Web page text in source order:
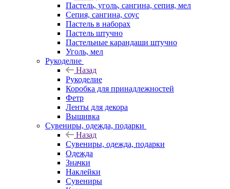
Пастель, уголь, сангина, сепия, мел
Сепия, сангина, соус
Пастель в наборах
Пастель штучно
Пастельные карандаши штучно
Уголь, мел
Рукоделие
Назад
Рукоделие
Коробка для принадлежностей
Фетр
Ленты для декора
Вышивка
Сувениры, одежда, подарки
Назад
Сувениры, одежда, подарки
Одежда
Значки
Наклейки
Сувениры